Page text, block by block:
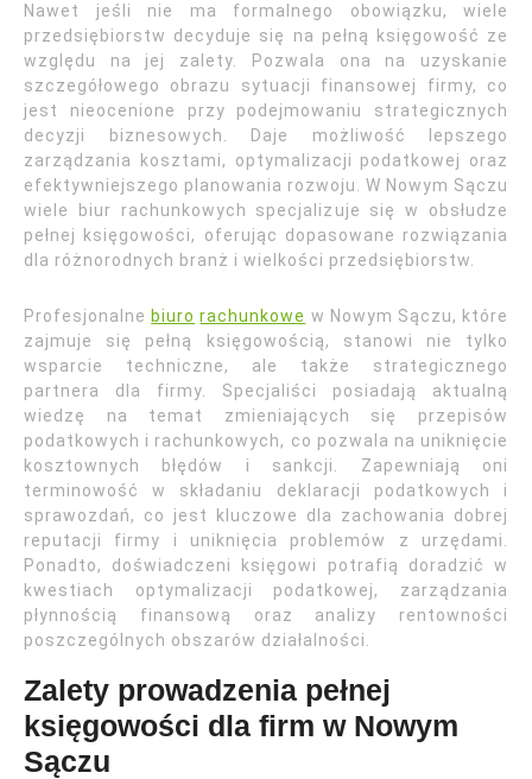
Nawet jeśli nie ma formalnego obowiązku, wiele
przedsiębiorstw decyduje się na pełną księgowość ze
względu na jej zalety. Pozwala ona na uzyskanie
szczegółowego obrazu sytuacji finansowej firmy, co
jest nieocenione przy podejmowaniu strategicznych
decyzji biznesowych. Daje możliwość lepszego
zarządzania kosztami, optymalizacji podatkowej oraz
efektywniejszego planowania rozwoju. W Nowym Sączu
wiele biur rachunkowych specjalizuje się w obsłudze
pełnej księgowości, oferując dopasowane rozwiązania
dla różnorodnych branż i wielkości przedsiębiorstw.
Profesjonalne biuro rachunkowe w Nowym Sączu, które
zajmuje się pełną księgowością, stanowi nie tylko
wsparcie techniczne, ale także strategicznego
partnera dla firmy. Specjaliści posiadają aktualną
wiedzę na temat zmieniających się przepisów
podatkowych i rachunkowych, co pozwala na uniknięcie
kosztownych błędów i sankcji. Zapewniają oni
terminowość w składaniu deklaracji podatkowych i
sprawozdań, co jest kluczowe dla zachowania dobrej
reputacji firmy i uniknięcia problemów z urzędami.
Ponadto, doświadczeni księgowi potrafią doradzić w
kwestiach optymalizacji podatkowej, zarządzania
płynnością finansową oraz analizy rentowności
poszczególnych obszarów działalności.
Zalety prowadzenia pełnej
księgowości dla firm w Nowym
Sączu